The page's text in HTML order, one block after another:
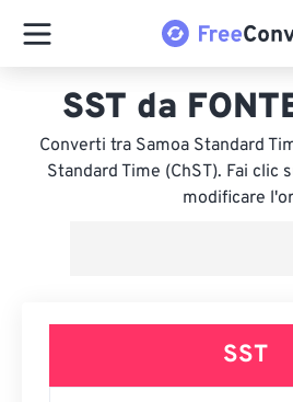
SST da
Converti tra Samoa Standard
Standard Time (ChST). Fai clic
modificare
SST